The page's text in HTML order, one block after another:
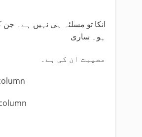
انکا تو مسلئہ ہی نہیں ہے۔ جن
ہو۔ ساری
مصیبت ان کی ہے۔